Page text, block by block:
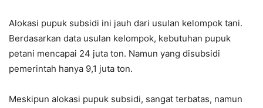
Alokasi pupuk subsidi ini jauh dari usulan kelompok tani.
Berdasarkan data usulan kelompok, kebutuhan pupuk
petani mencapai 24 juta ton. Namun yang disubsidi
pemerintah hanya 9,1 juta ton.
Meskipun alokasi pupuk subsidi, sangat terbatas, namun